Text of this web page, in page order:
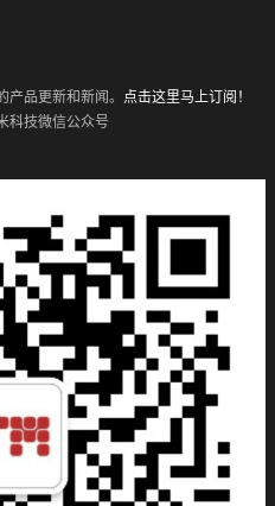
品更新和新闻。 点击这里马上订阅！
科技微信公众号